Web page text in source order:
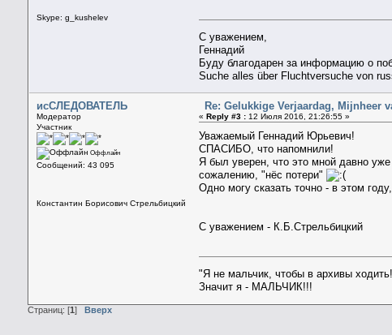
Skype: g_kushelev
С уважением,
Геннадий
Буду благодарен за информацию о
Suche alles über Fluchtversuche von
исСЛЕДОВАТЕЛЬ
Модератор
Участник
Оффлайн
Сообщений: 43 095
Константин Борисович Стрельбицкий
Re: Gelukkige Verjaardag, Mijnheer
«Reply #3 : 12 Июля 2016, 21:26:55 »
Уважаемый Геннадий Юрьевич!
СПАСИБО, что напомнили!
Я был уверен, что это мной давно
сожалению, "нёс потери"
Одно могу сказать точно - в этом
С уважением - К.Б.Стрельбицкий
"Я не мальчик, чтобы в архивы
Значит я - МАЛЬЧИК!!!
Страниц: [1] Вверх